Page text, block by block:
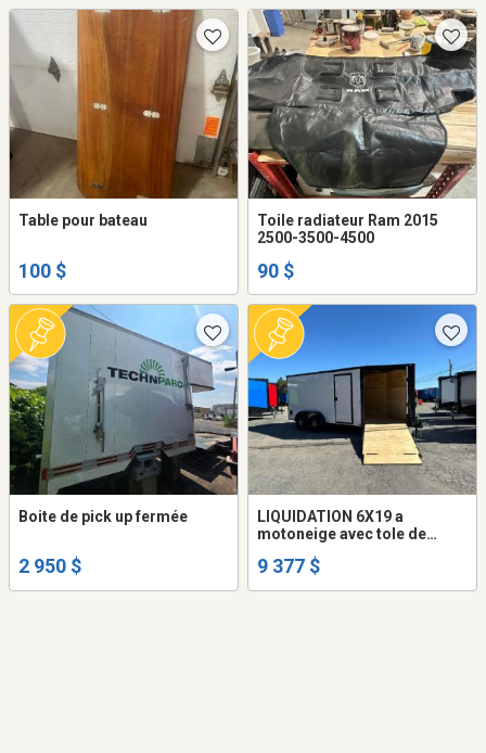
Table pour bateau
100 $
Toile radiateur Ram 2015
2500-3500-4500
90 $
Boite de pick up fermée
2 950 $
LIQUIDATION 6X19 a
motoneige avec tole de
pas) remorque fermée trailer
9 377 $